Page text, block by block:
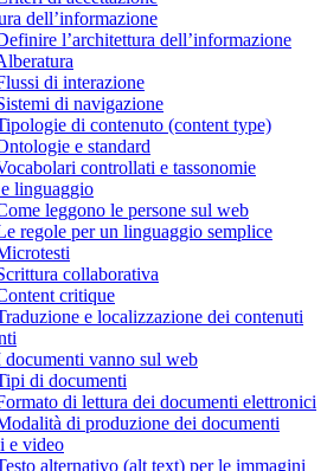
dell’informazione
l’architettura dell’informazione
di interazione
di navigazione
di contenuto (content type)
e standard
controllati e tassonomie
linguaggio
leggono le persone sul web
regole per un linguaggio semplice
collaborativa
critique
e localizzazione dei contenuti
documenti vanno sul web
di documenti
di lettura dei documenti elettronici
di produzione dei documenti
e video
alternativo (alt text) per le immagini